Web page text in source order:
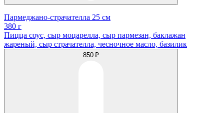
Пармеджано-страчателла 25 см
380 г
Пицца соус, сыр моцарелла, сыр пармезан, баклажан
жареный, сыр страчателла, чесночное масло, базилик
850 ₽